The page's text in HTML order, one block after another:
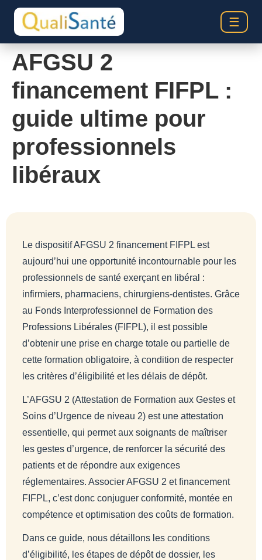
☰
AFGSU 2
financement FIFPL :
guide ultime pour
professionnels
libéraux
Le dispositif AFGSU 2 financement FIFPL est
aujourd’hui une opportunité incontournable pour les
professionnels de santé exerçant en libéral :
infirmiers, pharmaciens, chirurgiens-dentistes. Grâce
au Fonds Interprofessionnel de Formation des
Professions Libérales (FIFPL), il est possible
d’obtenir une prise en charge totale ou partielle de
cette formation obligatoire, à condition de respecter
les critères d’éligibilité et les délais de dépôt.
L’AFGSU 2 (Attestation de Formation aux Gestes et
Soins d’Urgence de niveau 2) est une attestation
essentielle, qui permet aux soignants de maîtriser
les gestes d’urgence, de renforcer la sécurité des
patients et de répondre aux exigences
réglementaires. Associer AFGSU 2 et financement
FIFPL, c’est donc conjuguer conformité, montée en
compétence et optimisation des coûts de formation.
Dans ce guide, nous détaillons les conditions
d’éligibilité, les étapes de dépôt de dossier, les